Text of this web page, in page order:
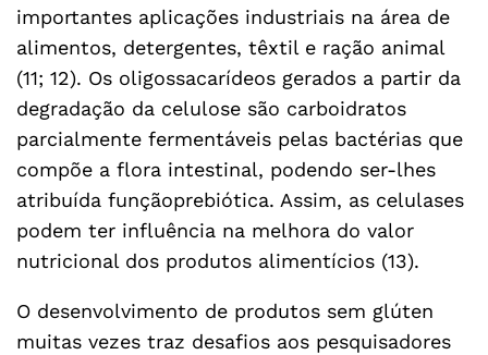
importantes aplicações industriais na área de
alimentos, detergentes, têxtil e ração animal
(11; 12). Os oligossacarídeos gerados a partir da
degradação da celulose são carboidratos
parcialmente fermentáveis pelas bactérias que
compõe a flora intestinal, podendo ser-lhes
atribuída funçãoprebiótica. Assim, as celulases
podem ter influência na melhora do valor
nutricional dos produtos alimentícios (13).
O desenvolvimento de produtos sem glúten
muitas vezes traz desafios aos pesquisadores